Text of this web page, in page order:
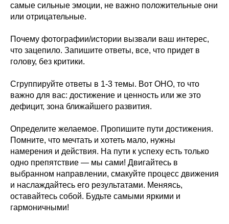
самые сильные эмоции, не важно положительные они
или отрицательные.
Почему фотографии/истории вызвали ваш интерес,
что зацепило. Запишите ответы, все, что придет в
голову, без критики.
Сгруппируйте ответы в 1-3 темы. Вот ОНО, то что
важно для вас: достижение и ценность или же это
дефицит, зона ближайшего развития.
Определите желаемое. Пропишите пути достижения.
Помните, что мечтать и хотеть мало, нужны
намерения и действия. На пути к успеху есть только
одно препятствие — мы сами! Двигайтесь в
выбранном направлении, смакуйте процесс движения
и наслаждайтесь его результатами. Меняясь,
оставайтесь собой. Будьте самыми яркими и
гармоничными!